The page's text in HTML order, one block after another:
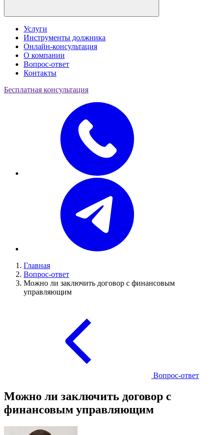
Услуги
Инструменты должника
Онлайн-консультация
О компании
Вопрос-ответ
Контакты
Бесплатная консультация
Главная
Вопрос-ответ
Можно ли заключить договор с финансовым
управляющим
Вопрос-ответ
Можно ли заключить договор с
финансовым управляющим